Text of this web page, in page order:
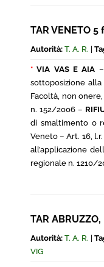
TAR VENETO
Autorità: T. A. R.
*VIA VAS E AIA
sottoposizione
Facoltà, non
n. 152/2006 –
di smaltimento o
Veneto – Art. 16,
all’applicazione
regionale n. 1210/
TAR
Autorità: T. A. R.
VIG